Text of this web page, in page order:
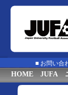
■ お問い合
HOME JUFA